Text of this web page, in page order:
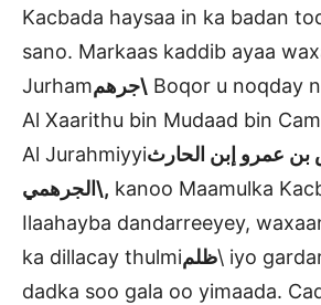
Kacbada haysaa in ka badan
sano. Markaas kaddib ayaa
Jurham
جرهم\ Boqor u noqday
Al Xaarithu bin Mudaad bin
عمرو إبن الحارث
الجرهمي\, kanoo Maamulka
Ilaahayba dandarreeyey,
ka dillacay thulmiظلم\ iyo
dadka soo gala oo yimaada.